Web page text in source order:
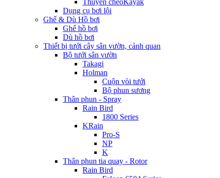
Thuyền chèoKayak
Dụng cụ bơi lội
Ghế & Dù Hồ bơi
Ghế hồ bơi
Dù hồ bơi
Thiết bị tưới cây sân vườn, cảnh quan
Bộ tưới sân vườn
Takagi
Holman
Cuộn vòi tưới
Bộ phun sương
Thân phun - Spray
Rain Bird
1800 Series
KRain
Pro-S
NP
K
Thân phun tia quay - Rotor
Rain Bird